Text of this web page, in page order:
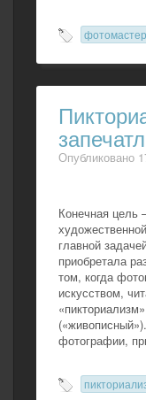
фотомастер
Опубликовано
Конечная цель
главной
приобретала
том, когда
искусством,
фотографии,